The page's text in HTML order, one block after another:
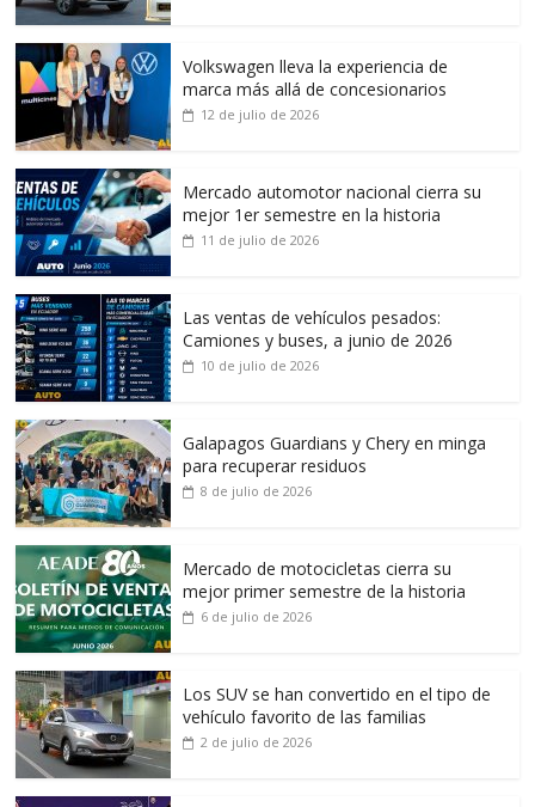
Volkswagen lleva la experiencia de
marca más allá de concesionarios
12 de julio de 2026
Mercado automotor nacional cierra su
mejor 1er semestre en la historia
11 de julio de 2026
Las ventas de vehículos pesados:
Camiones y buses, a junio de 2026
10 de julio de 2026
Galapagos Guardians y Chery en minga
para recuperar residuos
8 de julio de 2026
Mercado de motocicletas cierra su
mejor primer semestre de la historia
6 de julio de 2026
Los SUV se han convertido en el tipo de
vehículo favorito de las familias
2 de julio de 2026